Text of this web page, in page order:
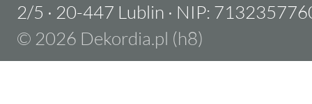
2/5 · 20-447 Lublin · NIP:
© 2026 Dekordia.pl (h8)